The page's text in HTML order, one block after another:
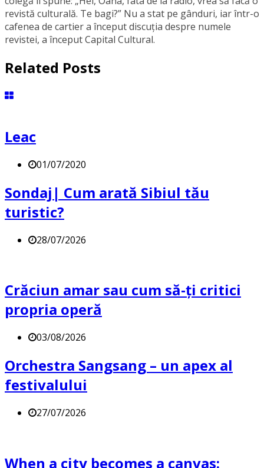
revistă culturală. Te bagi?” Nu a stat pe gânduri, iar într-o
cafenea de cartier a început discuția despre numele
revistei, a început Capital Cultural.
Related Posts
Leac
01/07/2020
Sondaj| Cum arată Sibiul tău
turistic?
28/07/2026
Crăciun amar sau cum să-ți critici
propria operă
03/08/2026
Orchestra Sangsang – un apex al
festivalului
27/07/2026
When a city becomes a canvas: